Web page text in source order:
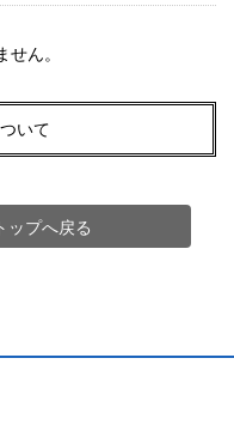
ん。
いて
ップへ戻る